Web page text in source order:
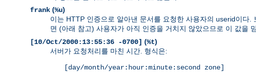
frank (%u)
이는 HTTP 인증으로 알아낸 문서를 요청한 사용자의 userid이다.
면 (아래 참고) 사용자가 아직 인증을 거치지 않았으므로 이 값을
[10/Oct/2000:13:55:36 -0700] (%t)
서버가 요청처리를 마친 시간. 형식은:
[day/month/year:hour:minute:second zone]